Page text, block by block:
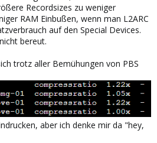
Recordsizes zu weniger
RAM Einbußen, wenn man L2ARC
auf den Special Devices.
bereut.
trotz aller Bemühungen von PBS
aber ich denke mir da "hey,